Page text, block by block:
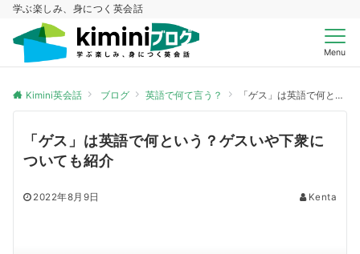
学ぶ楽しみ、身につく英会話
Menu
Kimini英会話 ブログ 英語で何て言う？ 「ゲス」は英語で何という？ゲスいや下衆についても紹介
「ゲス」は英語で何という？ゲスいや下衆に
ついても紹介
2022年8月9日 Kenta